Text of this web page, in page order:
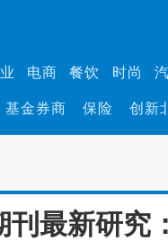
电商 餐饮 时尚
基金券商 保险 创新
刊最新研究